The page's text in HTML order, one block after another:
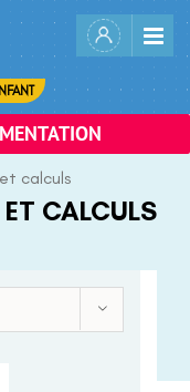
calculs
CALCULS